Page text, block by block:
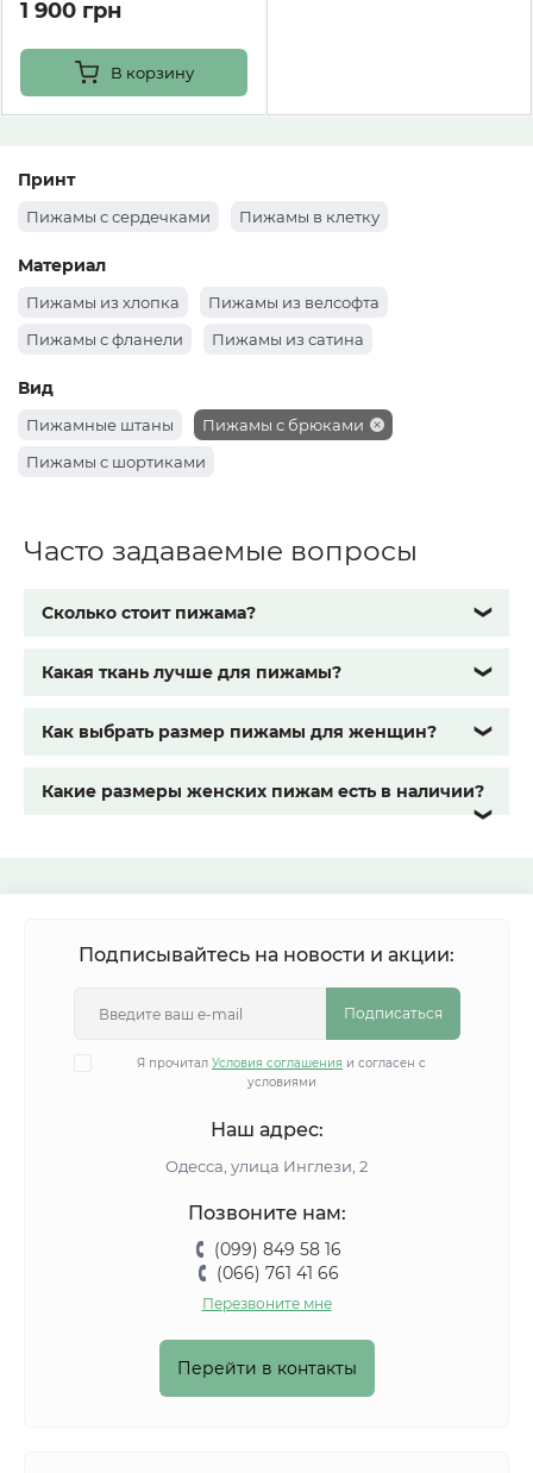
1 900 грн
В корзину
Принт
Пижамы с сердечками Пижамы в клетку
Материал
Пижамы из хлопка
Пижамы из велсофта
Пижамы с фланели
Пижамы из сатина
Вид
Пижамные штаны
Пижамы с брюками
Пижамы с шортиками
Часто задаваемые вопросы
Сколько стоит пижама? ❯
Какая ткань лучше для пижамы? ❯
Как выбрать размер пижамы для женщин? ❯
Какие размеры женских пижам есть в наличии?
❯
Подписывайтесь на новости и акции:
Подписаться
Я прочитал Условия соглашения и согласен с
условиями
Наш адрес:
Одесса, улица Инглези, 2
Позвоните нам:
(099) 849 58 16
(066) 761 41 66
Перезвоните мне
Перейти в контакты